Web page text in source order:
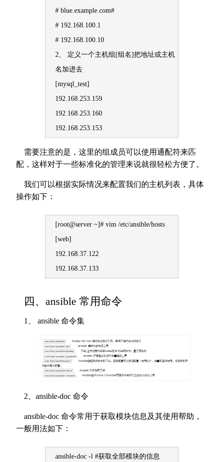
# blue.example.com#
# 192.168.100.1
# 192.168.100.10
2、 定义一个主机组[组名]把地址或主机
名加进去
[mysql_test]
192.168.253.159
192.168.253.160
192.168.253.153
需要注意的是，这里的组成员可以使用通配符来匹
配，这样对于一些标准化的管理来说就很轻松方便了。
我们可以根据实际情况来配置我们的主机列表，具体
操作如下：
[root@server ~]# vim /etc/ansible/hosts
[web]
192.168.37.122
192.168.37.133
四、ansible 常用命令
1、 ansible 命令集
2、ansible-doc 命令
ansible-doc 命令常用于获取模块信息及其使用帮助，
一般用法如下：
ansible-doc -l #获取全部模块的信息